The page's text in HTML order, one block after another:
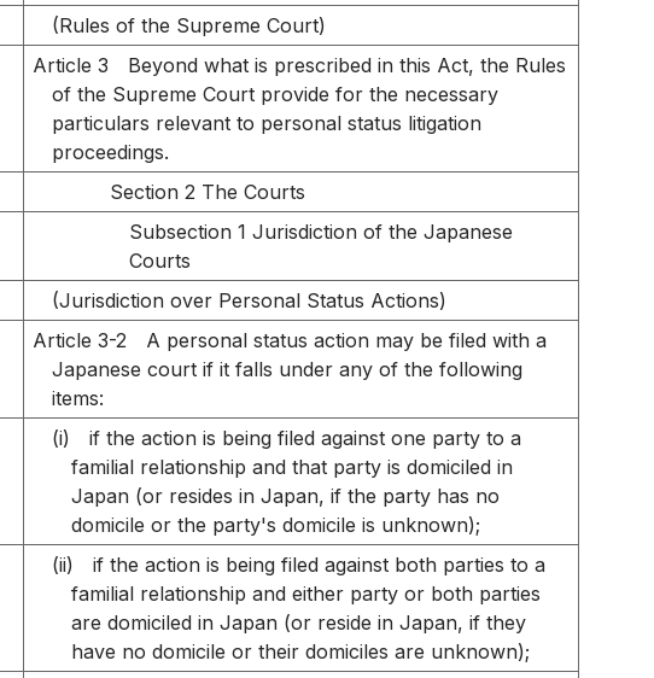
(Rules of the Supreme Court)
Article 3
Beyond what is prescribed in this Act, the Rules
of the Supreme Court provide for the necessary
particulars relevant to personal status litigation
proceedings.
Section 2 The Courts
Subsection 1 Jurisdiction of the Japanese
Courts
(Jurisdiction over Personal Status Actions)
Article 3-2
A personal status action may be filed with a
Japanese court if it falls under any of the following
items:
(i)
if the action is being filed against one party to a
familial relationship and that party is domiciled in
Japan (or resides in Japan, if the party has no
domicile or the party's domicile is unknown);
(ii)
if the action is being filed against both parties to a
familial relationship and either party or both parties
are domiciled in Japan (or reside in Japan, if they
have no domicile or their domiciles are unknown);